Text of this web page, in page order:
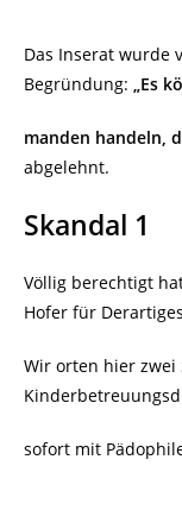
Das Inserat wurde
Begründung:
„Es
manden handeln,
abgelehnt.
Skandal 1
Völlig berechtigt
Hofer für
Wir orten hier zwei
sofort mit